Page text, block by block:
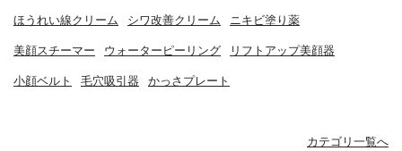
ほうれい線クリーム シワ改善クリーム ニキビ塗り薬
美顔スチーマー ウォーターピーリング リフトアップ美顔器
小顔ベルト 毛穴吸引器 かっさプレート
カテゴリ一覧へ